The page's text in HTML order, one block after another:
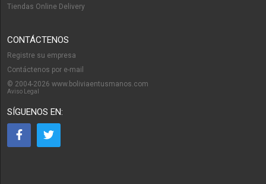
Tiendas Online Delivery
CONTÁCTENOS
Registre su empresa
Contáctenos por e-mail
© 2004-2026 www.boliviaentusmanos.com
Aviso Legal
SÍGUENOS EN: